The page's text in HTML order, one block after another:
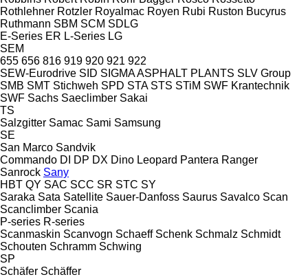
Rothlehner Rotzler Royalmac Royen Rubi Ruston Bucyrus
Ruthmann SBM SCM SDLG
E-Series ER L-Series LG
SEM
655 656 816 919 920 921 922
SEW-Eurodrive SID SIGMA ASPHALT PLANTS SLV Group
SMB SMT Stichweh SPD STA STS STiM SWF Krantechnik
SWF Sachs Saeclimber Sakai
TS
Salzgitter Samac Sami Samsung
SE
San Marco Sandvik
Commando DI DP DX Dino Leopard Pantera Ranger
Sanrock Sany
HBT QY SAC SCC SR STC SY
Saraka Sata Satellite Sauer-Danfoss Saurus Savalco Scan
Scanclimber Scania
P-series R-series
Scanmaskin Scanvogn Schaeff Schenk Schmalz Schmidt
Schouten Schramm Schwing
SP
Schäfer Schäffer